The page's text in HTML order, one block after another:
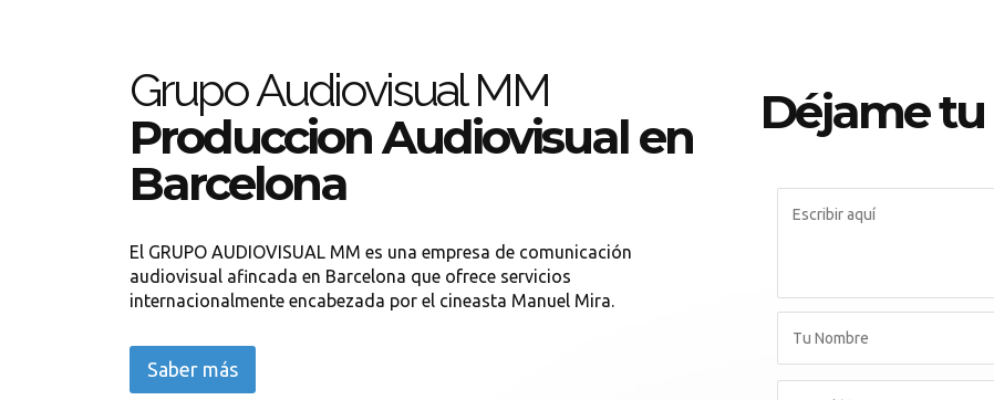
Grupo Audiovisual MM
Produccion Audiovisual en
Barcelona
El GRUPO AUDIOVISUAL MM es una empresa de comunicación
audiovisual afincada en Barcelona que ofrece servicios
internacionalmente encabezada por el cineasta Manuel Mira.
Saber más
Déjame tu